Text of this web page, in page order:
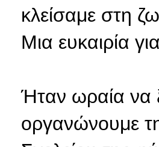
κλείσαμε στη
Μια ευκαιρία
Ήταν ωραία να
οργανώνουμε